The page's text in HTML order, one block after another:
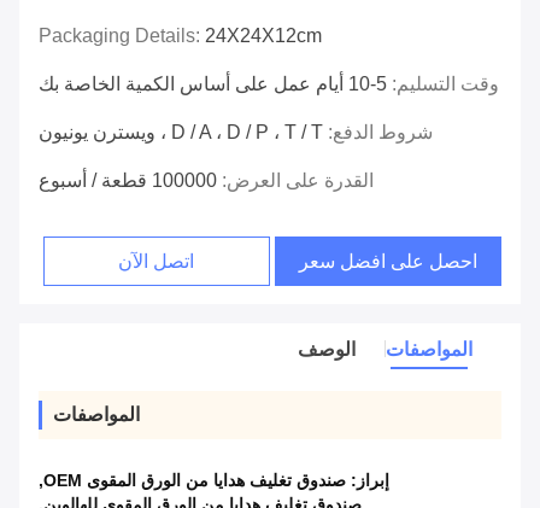
Packaging Details: 24X24X12cm
وقت التسليم: 5-10 أيام عمل على أساس الكمية الخاصة بك
شروط الدفع: D / A ، D / P ، T / T ، ويسترن يونيون
القدرة على العرض: 100000 قطعة / أسبوع
احصل على افضل سعر اتصل الآن
المواصفات الوصف
المواصفات
إبراز: صندوق تغليف هدايا من الورق المقوى OEM
,